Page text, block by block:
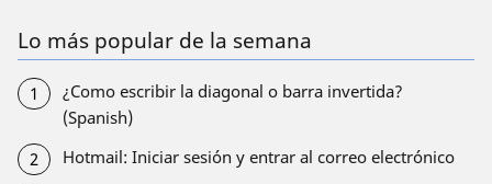
Lo más popular de la semana
¿Como escribir la diagonal o barra invertida?
(Spanish)
Hotmail: Iniciar sesión y entrar al correo electrónico